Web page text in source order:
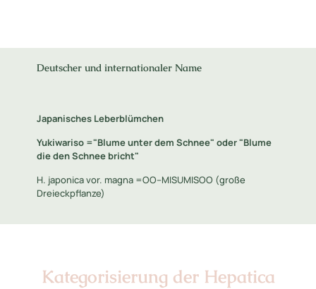
Deutscher und internationaler Name
Japanisches Leberblümchen
Yukiwariso ="Blume unter dem Schnee" oder "Blume
die den Schnee bricht"
H. japonica vor. magna =OO--MISUMISOO (große
Dreieckpflanze)
Kategorisierung der Hepatica